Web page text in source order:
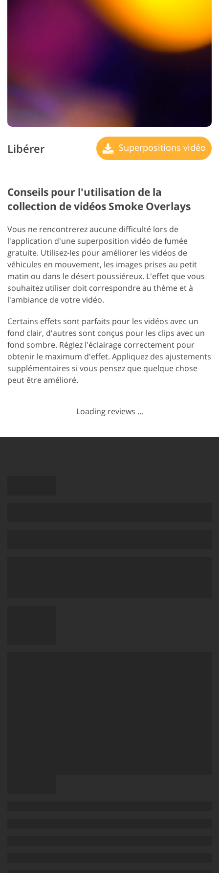
Libérer Superpositions vidéo
Conseils pour l'utilisation de la
collection de vidéos Smoke Overlays
Vous ne rencontrerez aucune difficulté lors de
l'application d'une superposition vidéo de fumée
gratuite. Utilisez-les pour améliorer les vidéos de
véhicules en mouvement, les images prises au petit
matin ou dans le désert poussiéreux. L'effet que vous
souhaitez utiliser doit correspondre au thème et à
l'ambiance de votre vidéo.
Certains effets sont parfaits pour les vidéos avec un
fond clair, d'autres sont conçus pour les clips avec un
fond sombre. Réglez l'éclairage correctement pour
obtenir le maximum d'effet. Appliquez des ajustements
supplémentaires si vous pensez que quelque chose
peut être amélioré.
Loading reviews ...